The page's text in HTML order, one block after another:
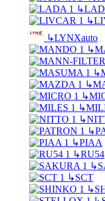
↳
↳
↳LYNXauto
↳
↳
↳
↳
↳
↳
↳
↳PIAA
↳RU54
↳
↳SCT
↳